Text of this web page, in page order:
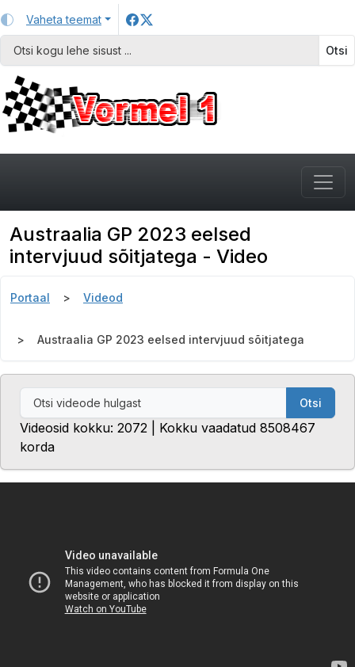
Vaheta teemat
Otsi
Austraalia GP 2023 eelsed
intervjuud sõitjatega - Video
Portaal Videod
Austraalia GP 2023 eelsed intervjuud sõitjatega
Otsi
Videosid kokku: 2072 | Kokku vaadatud 8508467
korda